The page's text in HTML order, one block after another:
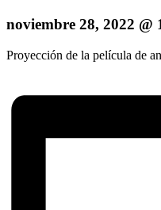
noviembre 28, 2022 @
Proyección de la película de